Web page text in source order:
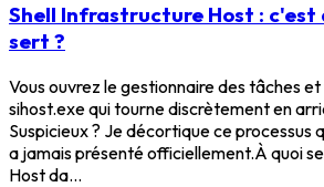
Shell Infrastructure Host : c'est
sert ?
Vous ouvrez le gestionnaire des tâches
sihost.exe qui tourne discrètement en
Suspicieux ? Je décortique ce processus
a jamais présenté officiellement.À quoi
Host da...